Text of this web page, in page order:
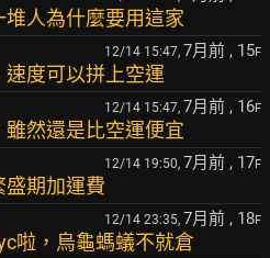
人為什麼要用這家
12/14 15:47, 7月前 , 15F
度可以拼上空運
12/14 15:47, 7月前 , 16F
然還是比空運便宜
12/14 19:50, 7月前 , 17F
期加運費
12/14 23:35, 7月前 , 18F
啦，烏龜螞蟻不就倉